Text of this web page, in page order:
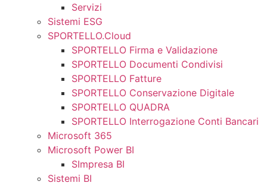
Servizi
Sistemi ESG
SPORTELLO.Cloud
SPORTELLO Firma e Validazione
SPORTELLO Documenti Condivisi
SPORTELLO Fatture
SPORTELLO Conservazione Digitale
SPORTELLO QUADRA
SPORTELLO Interrogazione Conti Bancari
Microsoft 365
Microsoft Power BI
SImpresa BI
Sistemi BI